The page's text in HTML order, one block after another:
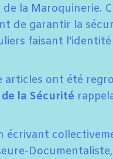
la Maroquinerie.
de garantir la
faisant
ont été
la Sécurité